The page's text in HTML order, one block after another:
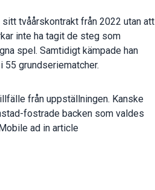
tvåårskontrakt från 2022 utan att
inte ha tagit de steg som
spel. Samtidigt kämpade han
grundseriematcher.
från uppställningen. Kanske
fostrade backen som valdes
ad in article